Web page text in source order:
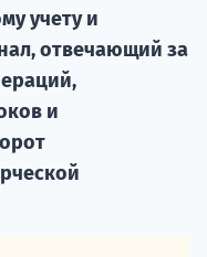
учету и
отвечающий за
и